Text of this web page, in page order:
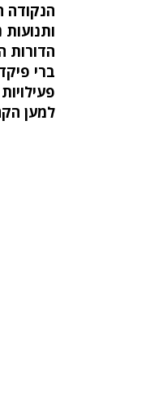
הנקודה
הדורות
ברי
למען